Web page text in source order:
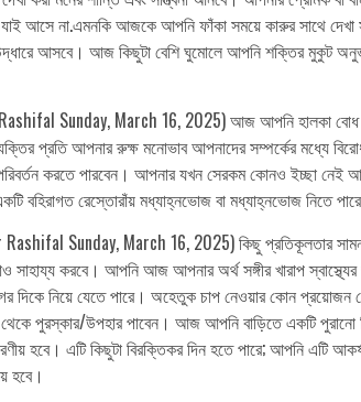
আসে না.এমনকি আজকে আপনি ফাঁকা সময়ে কারুর সাথে
আসবে। আজ কিছুটা বেশি ঘুমোলে আপনি শক্তির মুকুট
Sunday, March 16, 2025) আজ আপনি হালকা বোধ
প্রতি আপনার রুক্ষ মনোভাব আপনাদের সম্পর্কের মধ্যে
করতে পারবেন। আপনার যখন সেরকম কোনও ইচ্ছা নেই
বহিরাগত রেস্তোরাঁয় মধ্যাহ্নভোজ বা মধ্যাহ্নভোজ নিতে
Sunday, March 16, 2025) কিছু প্রতিকূলতার
সাহায্য করবে। আপনি আজ আপনার অর্থ সঙ্গীর খারাপ
দিকে নিয়ে যেতে পারে। অহেতুক চাপ নেওয়ার কোন প্রয়োজন
পুরস্কার/উপহার পাবেন। আজ আপনি বাড়িতে একটি পুরানো
হবে। এটি কিছুটা বিরক্তিকর দিন হতে পারে; আপনি এটি
হবে।